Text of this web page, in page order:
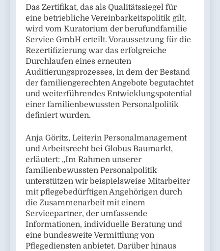
Das Zertifikat, das als Qualitätssiegel für
eine betriebliche Vereinbarkeitspolitik gilt,
wird vom Kuratorium der berufundfamilie
Service GmbH erteilt. Voraussetzung für die
Rezertifizierung war das erfolgreiche
Durchlaufen eines erneuten
Auditierungsprozesses, in dem der Bestand
der familiengerechten Angebote begutachtet
und weiterführendes Entwicklungspotential
einer familienbewussten Personalpolitik
definiert wurden.
Anja Göritz, Leiterin Personalmanagement
und Arbeitsrecht bei Globus Baumarkt,
erläutert: „Im Rahmen unserer
familienbewussten Personalpolitik
unterstützen wir beispielsweise Mitarbeiter
mit pflegebedürftigen Angehörigen durch
die Zusammenarbeit mit einem
Servicepartner, der umfassende
Informationen, individuelle Beratung und
eine bundesweite Vermittlung von
Pflegediensten anbietet. Darüber hinaus